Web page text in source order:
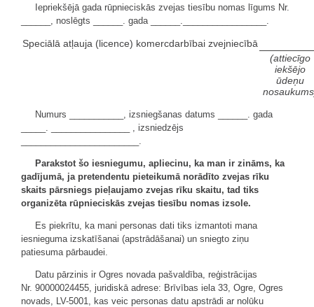
Iepriekšējā gada rūpnieciskās zvejas tiesību nomas līgums Nr.
______, noslēgts ______. gada ______._________________.
Speciālā atļauja (licence) komercdarbībai zvejniecībā
(attiecīgo
iekšējo
ūdeņu
Numurs ___________, izsniegšanas datums ______. gada
_____. ________________ , izsniedzējs
Parakstot šo iesniegumu, apliecinu, ka man ir zināms, ka
gadījumā, ja pretendentu pieteikumā norādīto zvejas rīku
skaits pārsniegs pieļaujamo zvejas rīku skaitu, tad tiks
organizēta rūpnieciskās zvejas tiesību nomas izsole.
Es piekrītu, ka mani personas dati tiks izmantoti mana
iesnieguma izskatīšanai (apstrādāšanai) un sniegto ziņu
patiesuma pārbaudei.
Datu pārzinis ir Ogres novada pašvaldība, reģistrācijas
Nr. 90000024455, juridiskā adrese: Brīvības iela 33, Ogre, Ogres
novads, LV-5001, kas veic personas datu apstrādi ar nolūku